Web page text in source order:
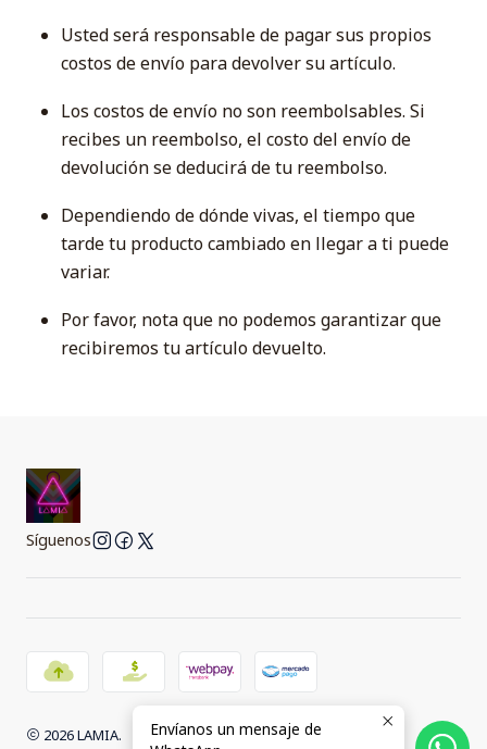
Usted será responsable de pagar sus propios
costos de envío para devolver su artículo.
Los costos de envío no son reembolsables. Si
recibes un reembolso, el costo del envío de
devolución se deducirá de tu reembolso.
Dependiendo de dónde vivas, el tiempo que
tarde tu producto cambiado en llegar a ti puede
variar.
Por favor, nota que no podemos garantizar que
recibiremos tu artículo devuelto.
Síguenos
2026 LAMIA.
Envíanos un mensaje de